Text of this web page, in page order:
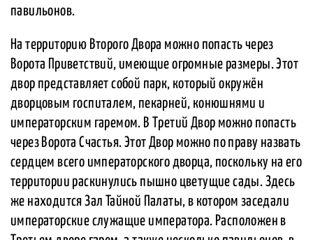
павильонов.
На территорию Второго Двора можно попасть через
Ворота Приветствий, имеющие огромные размеры. Этот
двор представляет собой парк, который окружён
дворцовым госпиталем, пекарней, конюшнями и
императорским гаремом. В Третий Двор можно попасть
через Ворота Счастья. Этот Двор можно по праву назвать
сердцем всего императорского дворца, поскольку на его
территории раскинулись пышно цветущие сады. Здесь
же находится Зал Тайной Палаты, в котором заседали
императорские служащие императора. Расположен в